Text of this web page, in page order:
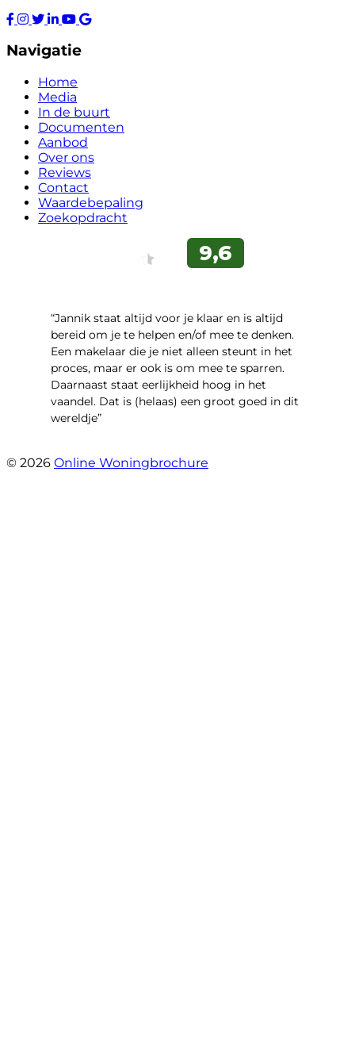
Navigatie
Home
Media
In de buurt
Documenten
Aanbod
Over ons
Reviews
Contact
Waardebepaling
Zoekopdracht
“Jannik staat altijd voor je klaar en is altijd
bereid om je te helpen en/of mee te denken.
Een makelaar die je niet alleen steunt in het
proces, maar er ook is om mee te sparren.
Daarnaast staat eerlijkheid hoog in het
vaandel. Dat is (helaas) een groot goed in dit
wereldje”
© 2026 Online Woningbrochure